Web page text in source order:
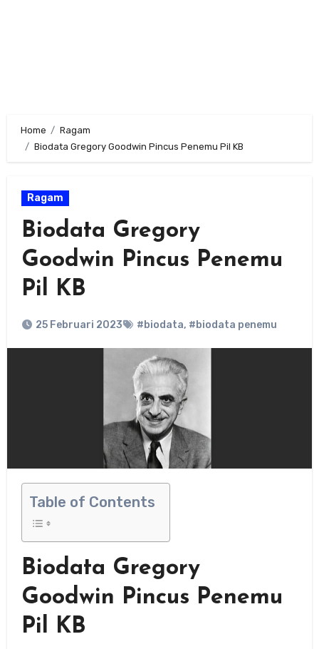
Home
Ragam
Biodata Gregory Goodwin Pincus Penemu Pil KB
Ragam
Biodata Gregory
Goodwin Pincus Penemu
Pil KB
25 Februari 2023 #biodata, #biodata penemu
Table of Contents
Biodata Gregory
Goodwin Pincus Penemu
Pil KB